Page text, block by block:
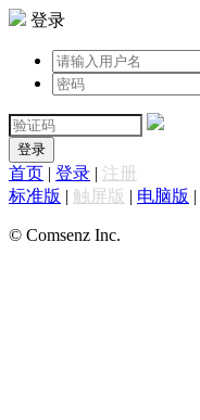
登录
登录
首页 | 登录 | 注册
标准版 | 触屏版 | 电脑版 |
© Comsenz Inc.